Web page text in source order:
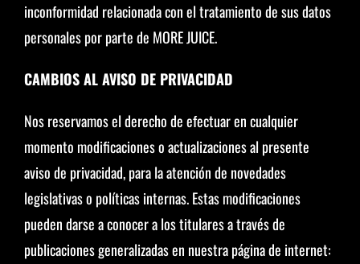
inconformidad relacionada con el tratamiento de sus datos
personales por parte de MORE JUICE.
CAMBIOS AL AVISO DE PRIVACIDAD
Nos reservamos el derecho de efectuar en cualquier
momento modificaciones o actualizaciones al presente
aviso de privacidad, para la atención de novedades
legislativas o políticas internas. Estas modificaciones
pueden darse a conocer a los titulares a través de
publicaciones generalizadas en nuestra página de internet: